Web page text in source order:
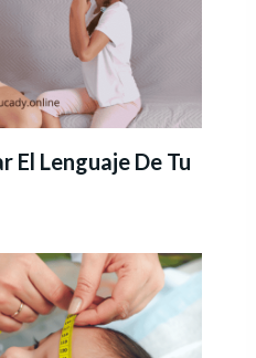
El Lenguaje De Tu